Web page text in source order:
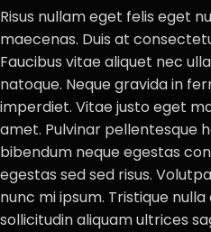
Risus nullam eget felis eget
maecenas. Duis at
Faucibus vitae aliquet nec
natoque. Neque gravida in
imperdiet. Vitae justo eget
amet. Pulvinar pellentesque
bibendum neque egestas
egestas sed sed risus.
nunc mi ipsum. Tristique
sollicitudin aliquam ultrices